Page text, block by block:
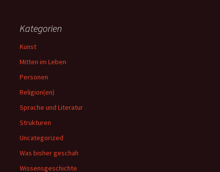
Kategorien
Kunst
Mitten im Leben
Personen
Religion(en)
Sprache und Literatur
Strukturen
Uncategorized
Was bisher geschah
Wissensgeschichte